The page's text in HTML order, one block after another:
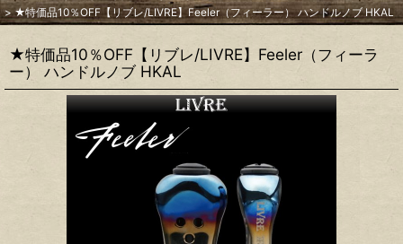
> ★特価品10％OFF【リブレ/LIVRE】Feeler（フィーラー） ハンドルノブ HKAL
★特価品10％OFF【リブレ/LIVRE】Feeler（フィーラ
ー） ハンドルノブ HKAL